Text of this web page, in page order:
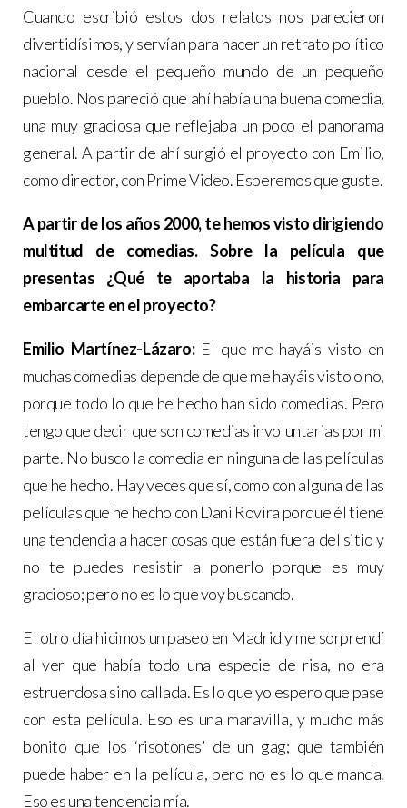
Cuando escribió estos dos relatos nos parecieron
divertidísimos, y servían para hacer un retrato político
nacional desde el pequeño mundo de un pequeño
pueblo. Nos pareció que ahí había una buena comedia,
una muy graciosa que reflejaba un poco el panorama
general. A partir de ahí surgió el proyecto con Emilio,
como director, con Prime Video. Esperemos que guste.
A partir de los años 2000, te hemos visto dirigiendo
multitud de comedias. Sobre la película que
presentas ¿Qué te aportaba la historia para
embarcarte en el proyecto?
Emilio Martínez-Lázaro: El que me hayáis visto en
muchas comedias depende de que me hayáis visto o no,
porque todo lo que he hecho han sido comedias. Pero
tengo que decir que son comedias involuntarias por mi
parte. No busco la comedia en ninguna de las películas
que he hecho. Hay veces que sí, como con alguna de las
películas que he hecho con Dani Rovira porque él tiene
una tendencia a hacer cosas que están fuera del sitio y
no te puedes resistir a ponerlo porque es muy
gracioso; pero no es lo que voy buscando.
El otro día hicimos un paseo en Madrid y me sorprendí
al ver que había todo una especie de risa, no era
estruendosa sino callada. Es lo que yo espero que pase
con esta película. Eso es una maravilla, y mucho más
bonito que los ‘risotones’ de un gag; que también
puede haber en la película, pero no es lo que manda.
Eso es una tendencia mía.